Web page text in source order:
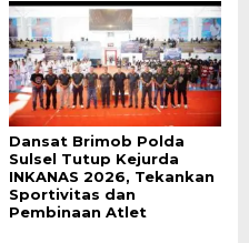
Dansat Brimob Polda
Sulsel Tutup Kejurda
INKANAS 2026, Tekankan
Sportivitas dan
Pembinaan Atlet